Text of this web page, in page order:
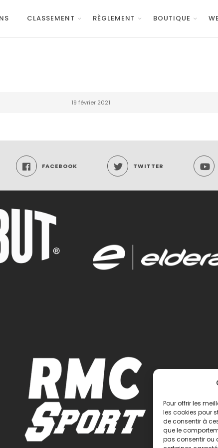
Pour offrir les
les cookies pour
de consentir à
que le
pas consentir ou
CLASSEMENT RÈGLEMENT BOUTIQUE
19 février 2021
FACEBOOK TWITTER